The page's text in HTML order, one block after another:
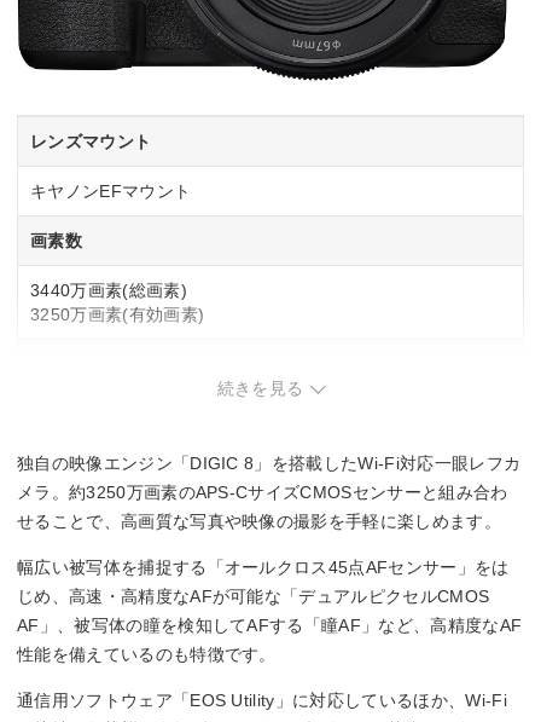
レンズマウント
キヤノンEFマウント
画素数
3440万画素(総画素)
3250万画素(有効画素)
CMOS
撮影感度
標準：ISO100～25600
拡張：ISO51200
記録フォーマット
続きを見る
独自の映像エンジン「DIGIC 8」を搭載したWi-Fi対応一眼レフカ
メラ。約3250万画素のAPS-CサイズCMOSセンサーと組み合わ
せることで、高画質な写真や映像の撮影を手軽に楽しめます。
幅広い被写体を捕捉する「オールクロス45点AFセンサー」をは
じめ、高速・高精度なAFが可能な「デュアルピクセルCMOS
AF」、被写体の瞳を検知してAFする「瞳AF」など、高精度なAF
性能を備えているのも特徴です。
通信用ソフトウェア「EOS Utility」に対応しているほか、Wi-Fi